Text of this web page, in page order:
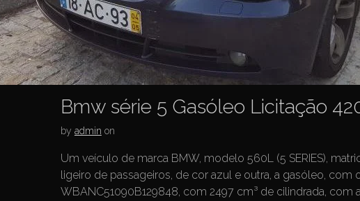
Bmw série 5 Gasóleo Licitação
by admin on
Um veículo de marca BMW, modelo 560L (5 SERIES),
ligeiro de passageiros, de cor azul e outra, a gasóleo, com
WBANC51090B129848, com 2497 cm³ de cilindrada, com